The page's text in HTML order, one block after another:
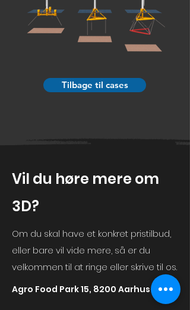
Tilbage til cases
Vil du høre mere om
3D?
Om du skal have et konkret pristilbud,
eller bare vil vide mere, så er du
velkommen til at ringe eller skrive til os.
Agro Food Park 15, 8200 Aarhus